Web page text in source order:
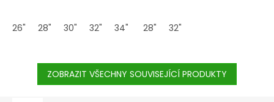
26" 28" 30" 32" 34" 36"
28" 32"
ZOBRAZIT VŠECHNY SOUVISEJÍCÍ PRODUKTY